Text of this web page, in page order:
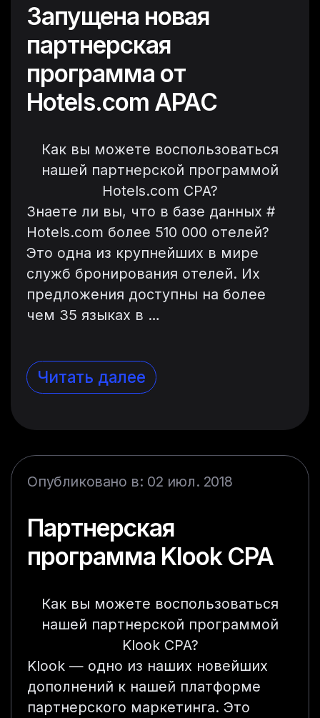
Запущена новая
партнерская
программа от
Hotels.com APAC
Как вы можете воспользоваться
нашей партнерской программой
Hotels.com CPA?
Знаете ли вы, что в базе данных #
Hotels.com более 510 000 отелей?
Это одна из крупнейших в мире
служб бронирования отелей. Их
предложения доступны на более
чем 35 языках в …
Читать далее
Опубликовано в: 02 июл. 2018
Партнерская
программа Klook CPA
Как вы можете воспользоваться
нашей партнерской программой
Klook CPA?
Klook — одно из наших новейших
дополнений к нашей платформе
партнерского маркетинга. Это